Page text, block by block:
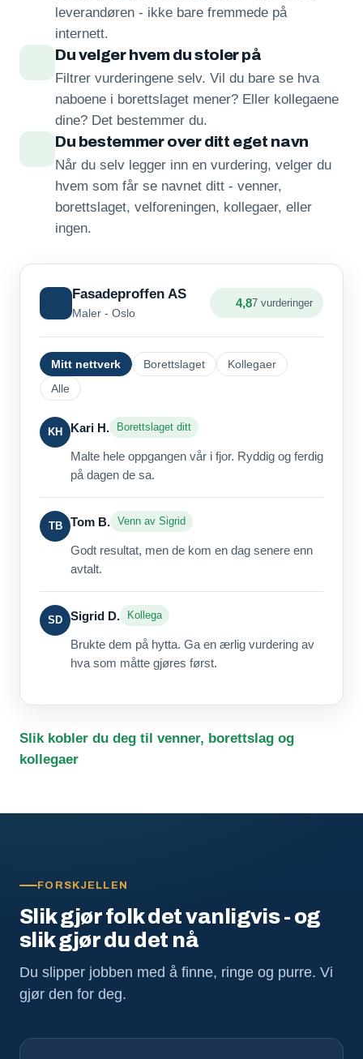
leverandøren - ikke bare fremmede på
internett.
Du velger hvem du stoler på
Filtrer vurderingene selv. Vil du bare se hva
naboene i borettslaget mener? Eller kollegaene
dine? Det bestemmer du.
Du bestemmer over ditt eget navn
Når du selv legger inn en vurdering, velger du
hvem som får se navnet ditt - venner,
borettslaget, velforeningen, kollegaer, eller
ingen.
Fasadeproffen AS
Maler - Oslo
4,87 vurderinger
Mitt nettverk Borettslaget
Kollegaer
Alle
KH Kari H. Borettslaget ditt
Malte hele oppgangen vår i fjor. Ryddig og ferdig
på dagen de sa.
TB Tom B. Venn av Sigrid
Godt resultat, men de kom en dag senere enn
avtalt.
SD Sigrid D. Kollega
Brukte dem på hytta. Ga en ærlig vurdering av
hva som måtte gjøres først.
Slik kobler du deg til venner, borettslag og
kollegaer
FORSKJELLEN
Slik gjør folk det vanligvis - og
slik gjør du det nå
Du slipper jobben med å finne, ringe og purre. Vi
gjør den for deg.